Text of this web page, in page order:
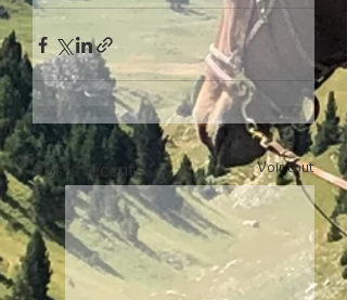
Posts récents Voir tout